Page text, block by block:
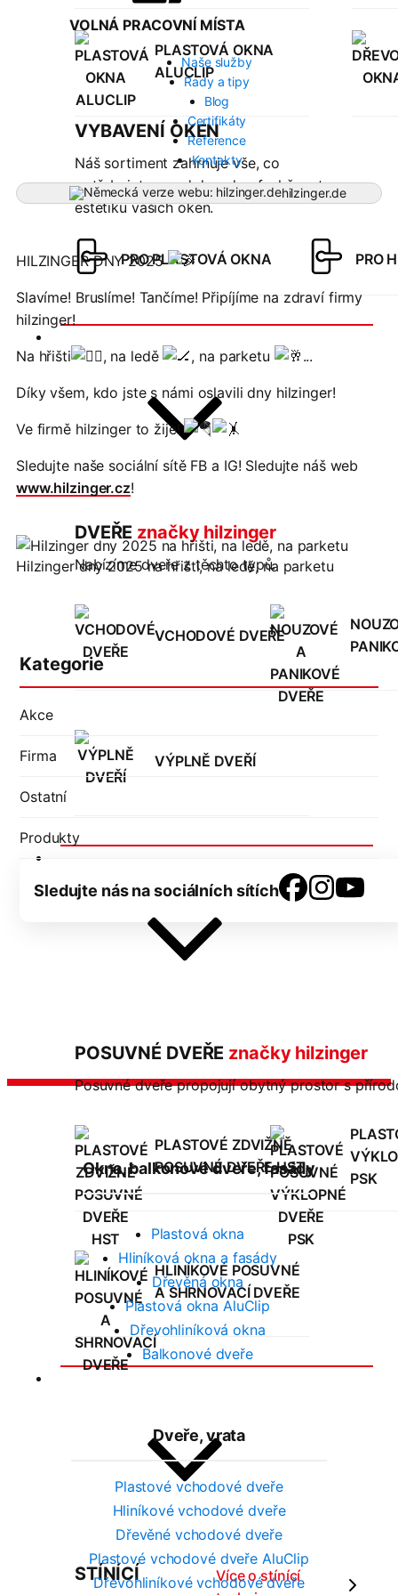
PLASTOVÁ OKNA
ALUCLIP
VYBAVENÍ OKEN
Náš sortiment zahrnuje vše, co
potřebujete pro dokonalou funkčnost a
estetiku vašich oken.
PRO PLASTOVÁ OKNA PRO
DVEŘE značky hilzinger
Nabízíme dveře z těchto typů.
VCHODOVÉ DVEŘE
VÝPLNĚ DVEŘÍ
POSUVNÉ DVEŘE značky hilzinger
Posuvné dveře propojují obytný prostor s
PLASTOVÉ ZDVIŽNĚ
POSUVNÉ DVEŘE HST
PSK
HLINÍKOVÉ POSUVNÉ
A SHRNOVACÍ DVEŘE
STÍNÍCÍ
Více o stínící
VOLNÁ PRACOVNÍ MÍSTA
Naše služby
Rady a tipy
Blog
Certifikáty
Reference
Kontakty
hilzinger.de
HILZINGER DNY 2025
Slavíme! Bruslíme! Tančíme! Připíjíme na zdraví firmy
hilzinger!
Na hřišti , na ledě , na parketu ...
Díky všem, kdo jste s námi oslavili dny hilzinger!
Ve firmě hilzinger to žije!
Sledujte naše sociální sítě FB a IG! Sledujte náš web
www.hilzinger.cz!
Hilzinger dny 2025 na hřišti, na ledě, na parketu
Kategorie
Akce
Firma
Ostatní
Produkty
Sledujte nás na sociálních sítích
Okna, balkonové dveře, fasády
Plastová okna
Hliníková okna a fasády
Dřevěná okna
Plastová okna AluClip
Dřevohliníková okna
Balkonové dveře
Dveře, vrata
Plastové vchodové dveře
Hliníkové vchodové dveře
Dřevěné vchodové dveře
Plastové vchodové dveře AluClip
Dřevohliníkové vchodové dveře